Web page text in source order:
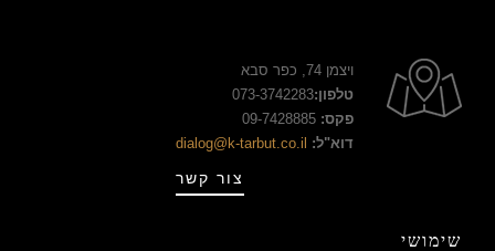
ויצמן 74, כפר סבא
טלפון:073-3742283
פקס:
דוא"ל: dialog@k-tarbut.co.il
צור קשר
שימושי